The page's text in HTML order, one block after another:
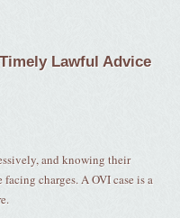
Lawful Advice
and knowing their
charges. A OVI case is a